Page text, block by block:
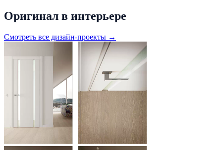
Оригинал в интерьере
Смотреть все дизайн-проекты →